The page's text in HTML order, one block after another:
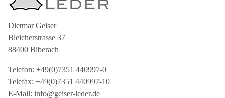
Dietmar Geiser
Bleicherstrasse 37
88400 Biberach
Telefon: +49(0)7351 440997-0
Telefax: +49(0)7351 440997-10
E-Mail: info@geiser-leder.de